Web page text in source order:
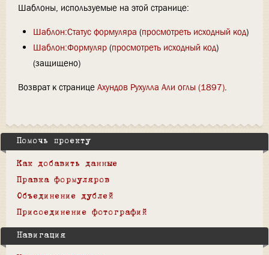
Шаблоны, используемые на этой странице:
Шаблон:Статус формуляра (просмотреть исходный код)
Шаблон:Формуляр(просмотреть исходный код)
(защищено)
Возврат к странице Ахундов Рухулла Али оглы (1897).
Помочь проекту
Как добавить данные
Правка формуляров
Объединение дублей
Присоединение фотографий
Навигация